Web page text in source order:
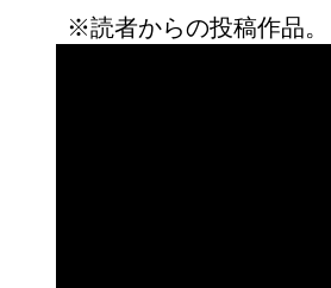
※読者からの投稿作品